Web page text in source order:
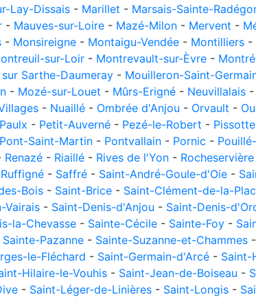
Lay-Dissais - Marillet - Marsais-Sainte-
- Mauves-sur-Loire - Mazé-Milon - Mervent -
- Monsireigne - Montaigu-Vendée - Montilliers -
sur-Loir - Montrevault-sur-Èvre -
Sarthe-Daumeray - Mouilleron-Saint-
- Mozé-sur-Louet - Mûrs-Erigné - Neuvillalais -
- Nuaillé - Ombrée d'Anjou - Orvault -
Paulx - Petit-Auverné - Pezé-le-Robert - Pissotte
Pont-Saint-Martin - Pontvallain - Pornic -
Renazé - Riaillé - Rives de l'Yon - Rocheservière
Ruffigné - Saffré - Saint-André-Goule-d'Oie -
Bois - Saint-Brice - Saint-Clément-de-la-
Vairais - Saint-Denis-d'Anjou - Saint-Denis-
la-Chevasse - Sainte-Cécile - Sainte-Foy -
Sainte-Pazanne - Sainte-Suzanne-et-Chammes -
le-Fléchard - Saint-Germain-d'Arcé - Saint-
Hilaire-le-Vouhis - Saint-Jean-de-Boiseau -
- Saint-Léger-de-Linières - Saint-Longis -